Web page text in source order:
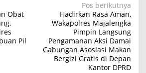
Obat
Pil
Pos berikutnya
Hadirkan Rasa Aman,
Wakapolres Majalengka
Pimpin Langsung
Pengamanan Aksi Damai
Gabungan Asosiasi Makan
Bergizi Gratis di Depan
Kantor DPRD